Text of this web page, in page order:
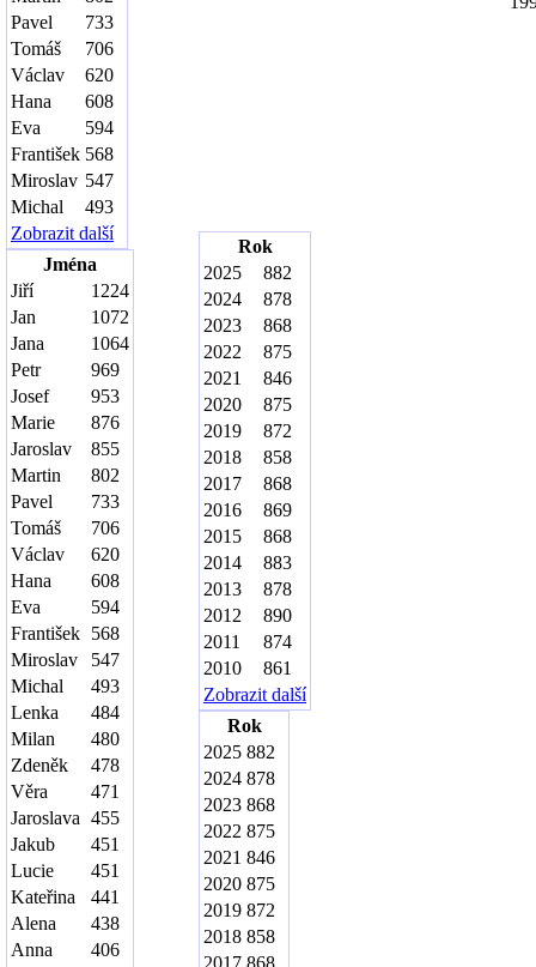
Pavel
733
Tomáš
706
Václav
620
Hana
608
Eva
594
František 568
Miroslav 547
Michal
493
Zobrazit další
Jména
Jiří
1224
Jan
1072
Jana
1064
Petr
969
Josef
953
Marie
876
Jaroslav
855
Martin
802
Pavel
733
Tomáš
706
Václav
620
Hana
608
Eva
594
František 568
Miroslav
547
Michal
493
Lenka
484
Milan
480
Zdeněk
478
Věra
471
Jaroslava 455
Jakub
451
Lucie
451
Kateřina
441
Alena
438
Anna
406
Rok
2025
882
2024
878
2023
868
2022
875
2021
846
2020
875
2019
872
2018
858
2017
868
2016
869
2015
868
2014
883
2013
878
2012
890
2011
874
2010
861
Zobrazit další
Rok
2025 882
2024 878
2023 868
2022 875
2021 846
2020 875
2019 872
2018 858
2017 868